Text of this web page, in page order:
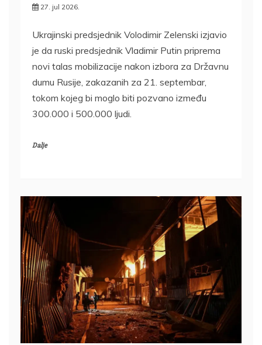
27. jul 2026.
Ukrajinski predsjednik Volodimir Zelenski izjavio
je da ruski predsjednik Vladimir Putin priprema
novi talas mobilizacije nakon izbora za Državnu
dumu Rusije, zakazanih za 21. septembar,
tokom kojeg bi moglo biti pozvano između
300.000 i 500.000 ljudi.
Dalje